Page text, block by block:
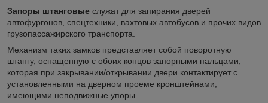
Запоры штанговые служат для запирания дверей
автофургонов, спецтехники, вахтовых автобусов и прочих видов
грузопассажирского транспорта.
Механизм таких замков представляет собой поворотную
штангу, оснащенную с обоих концов запорными пальцами,
которая при закрывании/открывании двери контактирует с
установленными на дверном проеме кронштейнами,
имеющими неподвижные упоры.